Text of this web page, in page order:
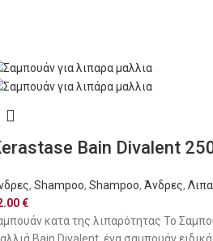
Bain Divalent
, Shampoo, Shampoo, Άνδρες,
€
κατα της λιπαρότητας Το